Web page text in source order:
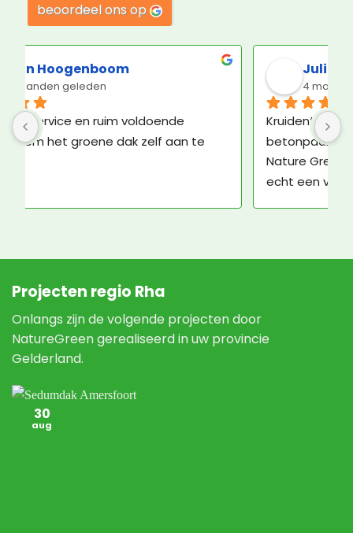
beoordeel ons op
Julie Schwerzel
4 maanden geleden
Kruidentuintje besteld. Niet op dak, maar op
betonpad. Ziet er prima uit. Contact met
Nature Green ook plezierig. De bezorger was
echt een vre-se-lijke man, maar daar kan
Projecten regio Rha
Onlangs zijn de volgende projecten door
NatureGreen gerealiseerd in uw provincie
Gelderland.
30
aug